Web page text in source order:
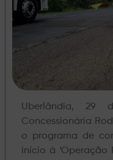
Uberlândia,
Concessionária
o programa de
início à ‘Operação